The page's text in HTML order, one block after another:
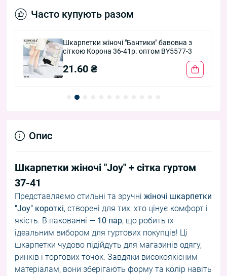
Часто купують разом
Шкарпетки жіночі "Бантики" бавовна з
сіткою Корона 36-41р. оптом BY5577-3
21.60 ₴
Опис
Шкарпетки жіночі "Joy" + сітка гуртом
37-41
Представляємо стильні та зручні жіночі шкарпетки
"Joy" короткі, створені для тих, хто цінує комфорт і
якість. В пакованні — 10 пар, що робить їх
ідеальним вибором для гуртових покупців! Ці
шкарпетки чудово підійдуть для магазинів одягу,
ринків і торгових точок. Завдяки високоякісним
матеріалам, вони зберігають форму та колір навіть